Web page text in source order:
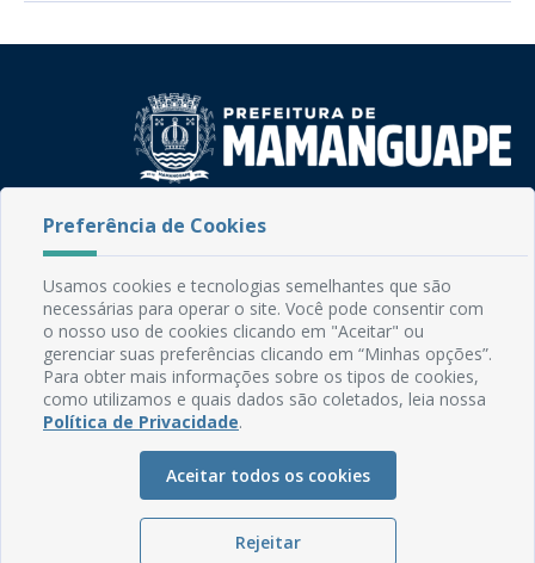
Rua do Imperador, 78, Centro
Email: comunicacao@mamanguape.pb.gov.br
Expediente: Segunda à Sexta, das 08h às 13h
Mapa do Site
Perguntas frequentes
Manual de Navegação
Glossário
Ouvidoria
Serviços Internos
Preferência de Cookies
Usamos cookies e tecnologias semelhantes que são
necessárias para operar o site. Você pode consentir com
o nosso uso de cookies clicando em "Aceitar" ou
gerenciar suas preferências clicando em “Minhas opções”.
Para obter mais informações sobre os tipos de cookies,
como utilizamos e quais dados são coletados, leia nossa
Política de Privacidade.
Aceitar todos os cookies
Rejeitar